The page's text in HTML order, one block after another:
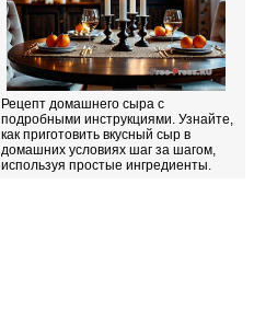
Рецепт домашнего сыра с
подробными инструкциями. Узнайте,
как приготовить вкусный сыр в
домашних условиях шаг за шагом,
используя простые ингредиенты.